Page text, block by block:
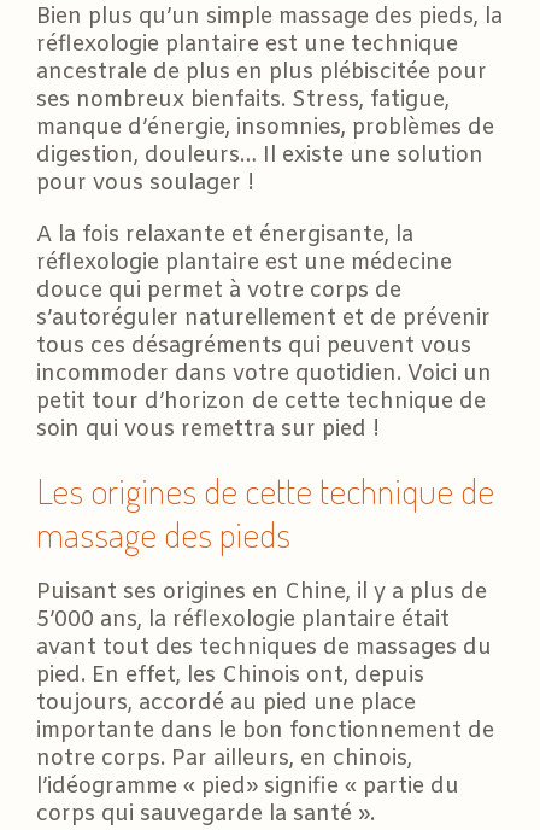
Bien plus qu’un simple massage des pieds, la
réflexologie plantaire est une technique
ancestrale de plus en plus plébiscitée pour
ses nombreux bienfaits. Stress, fatigue,
manque d’énergie, insomnies, problèmes de
digestion, douleurs… Il existe une solution
pour vous soulager !
A la fois relaxante et énergisante, la
réflexologie plantaire est une médecine
douce qui permet à votre corps de
s’autoréguler naturellement et de prévenir
tous ces désagréments qui peuvent vous
incommoder dans votre quotidien. Voici un
petit tour d’horizon de cette technique de
soin qui vous remettra sur pied !
Les origines de cette technique de
massage des pieds
Puisant ses origines en Chine, il y a plus de
5’000 ans, la réflexologie plantaire était
avant tout des techniques de massages du
pied. En effet, les Chinois ont, depuis
toujours, accordé au pied une place
importante dans le bon fonctionnement de
notre corps. Par ailleurs, en chinois,
l’idéogramme « pied» signifie « partie du
corps qui sauvegarde la santé ».